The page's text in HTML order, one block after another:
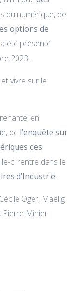
du numérique, de
options de
été présenté
2023.
vivre sur le
en
de l’enquête sur
des
ci rentre dans le
d’Industrie.
Cécile Oger, Maëlig
Pierre Minier